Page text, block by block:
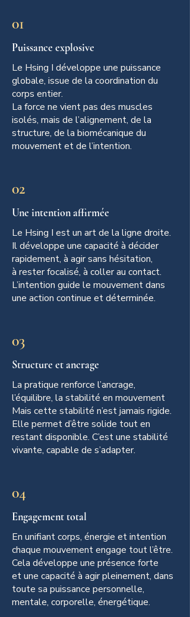
01
Puissance explosive
Le Hsing I développe une puissance
globale, issue de la coordination du
corps entier.
La force ne vient pas des muscles
isolés, mais de l’alignement, de la
structure, de la biomécanique du
mouvement et de l’intention.
02
Une intention affirmée
Le Hsing I est un art de la ligne droite.
Il développe une capacité à décider
rapidement, à agir sans hésitation,
à rester focalisé, à coller au contact.
L’intention guide le mouvement dans
une action continue et déterminée.
03​
Structure et ancrage
La pratique renforce l’ancrage,
l’équilibre, la stabilité en mouvement
Mais cette stabilité n’est jamais rigide.
Elle permet d’être solide tout en
restant disponible. C’est une stabilité
vivante, capable de s’adapter.
04
Engagement total
En unifiant corps, énergie et intention
chaque mouvement engage tout l’être.
Cela développe une présence forte
et une capacité à agir pleinement, dans
toute sa puissance personnelle,
mentale, corporelle, énergétique.